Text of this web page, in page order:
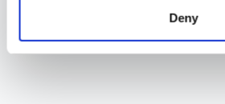
Deny
Reserve una